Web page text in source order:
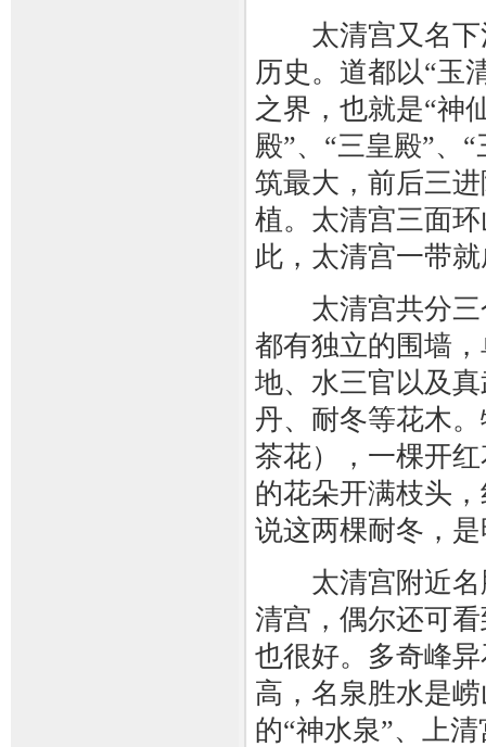
太清宫又名下
历史。道都以“玉
之界，也就是“神
殿”、“三皇殿”、
筑最大，前后三
植。太清宫三面
此，太清宫一带
太清宫共分三
都有独立的围墙
地、水三官以及
丹、耐冬等花木
茶花），一棵开
的花朵开满枝头
说这两棵耐冬，
太清宫附近名
清宫，偶尔还可
也很好。多奇峰
高，名泉胜水是
的“神水泉”、上